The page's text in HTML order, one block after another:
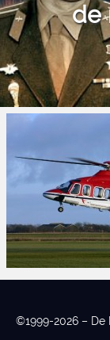
de
©1999-2026 – De